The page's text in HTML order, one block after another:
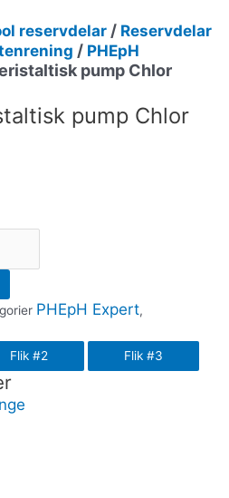
reservdelar / Reservdelar
/ PHE­pH
pump Chlor
pump Chlor
PHE­pH Expert,
Flik #2 Flik #3